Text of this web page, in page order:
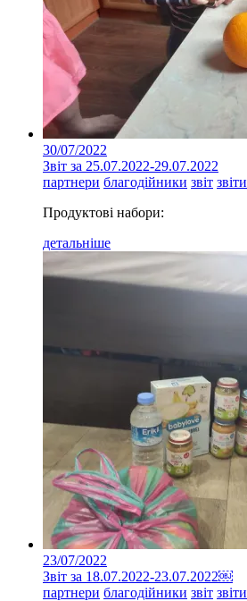
30/07/2022
Звіт за 25.07.2022-29.07.2022
партнери благодійники звіт звіти
Продуктові набори:
детальніше
23/07/2022
Звіт за 18.07.2022-23.07.2022￼
партнери благодійники звіт звіти